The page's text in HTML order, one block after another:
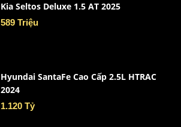
Kia Seltos Deluxe 1.5 AT 2025
589 Triệu
Hyundai SantaFe Cao Cấp 2.5L HTRAC
2024
1.120 Tỷ